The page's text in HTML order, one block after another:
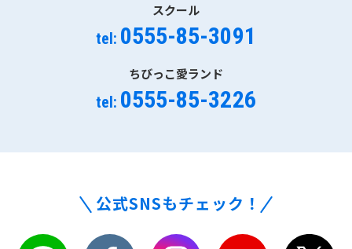
スクール
tel: 0555-85-3091
ちびっこ愛ランド
tel: 0555-85-3226
公式SNSもチェック！